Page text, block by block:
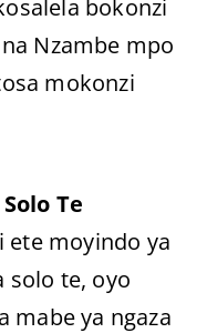
bokonzi
Nzambe mpo
mokonzi
Te
ete moyindo ya
solo te, oyo
mabe ya ngaza